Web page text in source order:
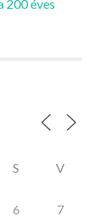
200 éves
S V
6 7